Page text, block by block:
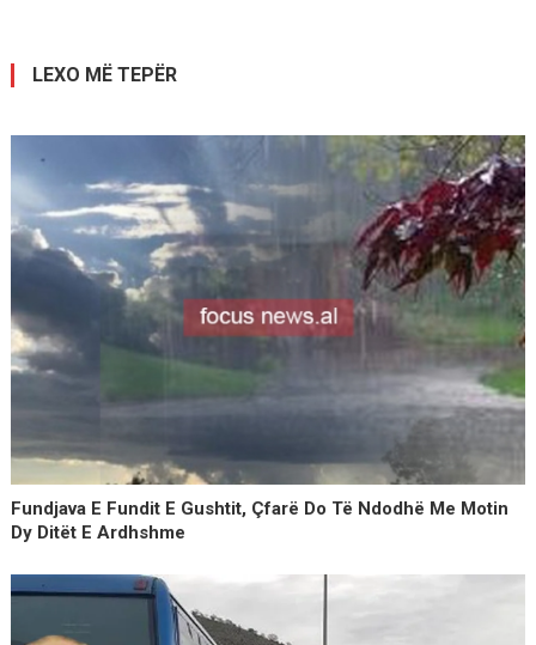
LEXO MË TEPËR
Fundjava E Fundit E Gushtit, Çfarë Do Të Ndodhë Me Motin
Dy Ditët E Ardhshme